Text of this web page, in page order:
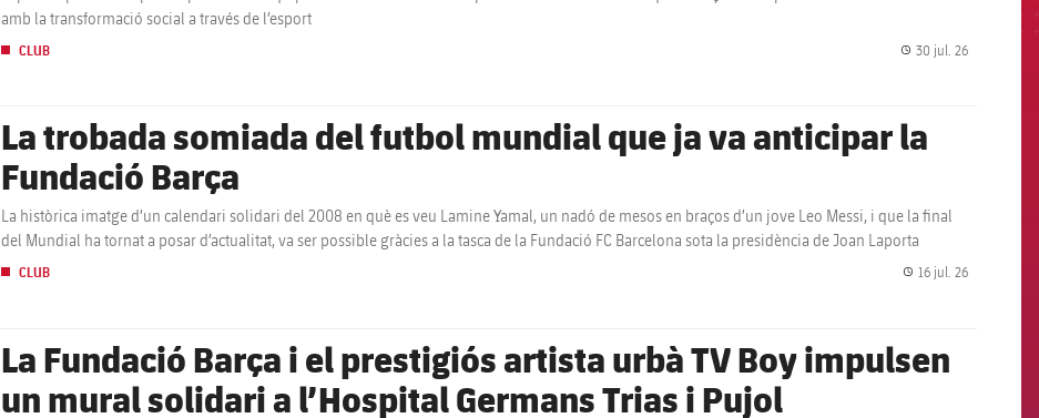
amb la transformació social a través de l’esport
CLUB 30 jul. 26
La trobada somiada del futbol mundial que ja va anticipar la
Fundació Barça
La històrica imatge d’un calendari solidari del 2008 en què es veu Lamine Yamal, un nadó de mesos en braços d’un jove Leo Messi, i que la final
del Mundial ha tornat a posar d’actualitat, va ser possible gràcies a la tasca de la Fundació FC Barcelona sota la presidència de Joan Laporta
CLUB 16 jul. 26
La Fundació Barça i el prestigiós artista urbà TV Boy impulsen
un mural solidari a l’Hospital Germans Trias i Pujol